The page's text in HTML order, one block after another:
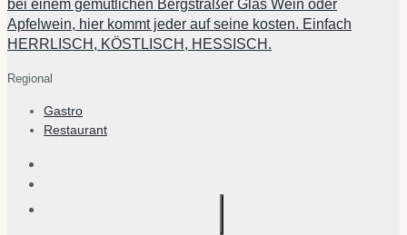
bei einem gemütlichen Bergsträßer Glas Wein oder
Apfelwein, hier kommt jeder auf seine kosten. Einfach
HERRLISCH, KÖSTLISCH, HESSISCH.
Regional
Gastro
Restaurant